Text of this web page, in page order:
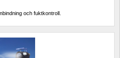
och fuktkontroll.